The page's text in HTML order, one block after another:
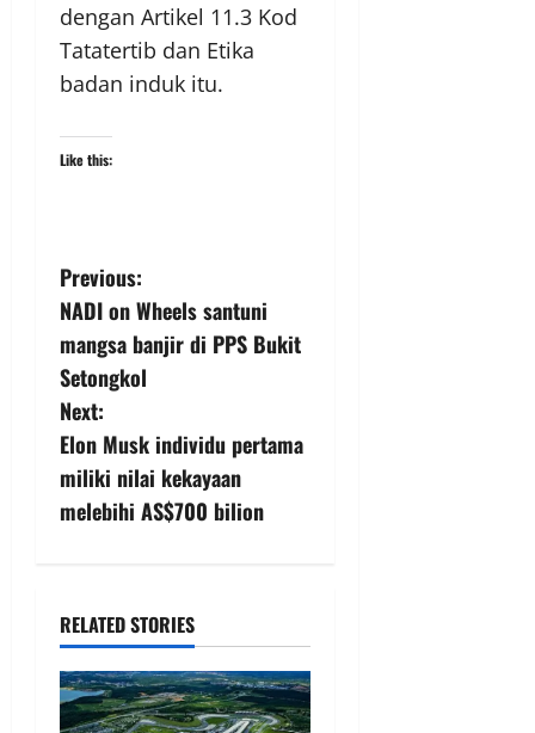
dengan Artikel 11.3 Kod
Tatatertib dan Etika
badan induk itu.
Like this:
Previous:
NADI on Wheels santuni
mangsa banjir di PPS Bukit
Setongkol
Next:
Elon Musk individu pertama
miliki nilai kekayaan
melebihi AS$700 bilion
RELATED STORIES